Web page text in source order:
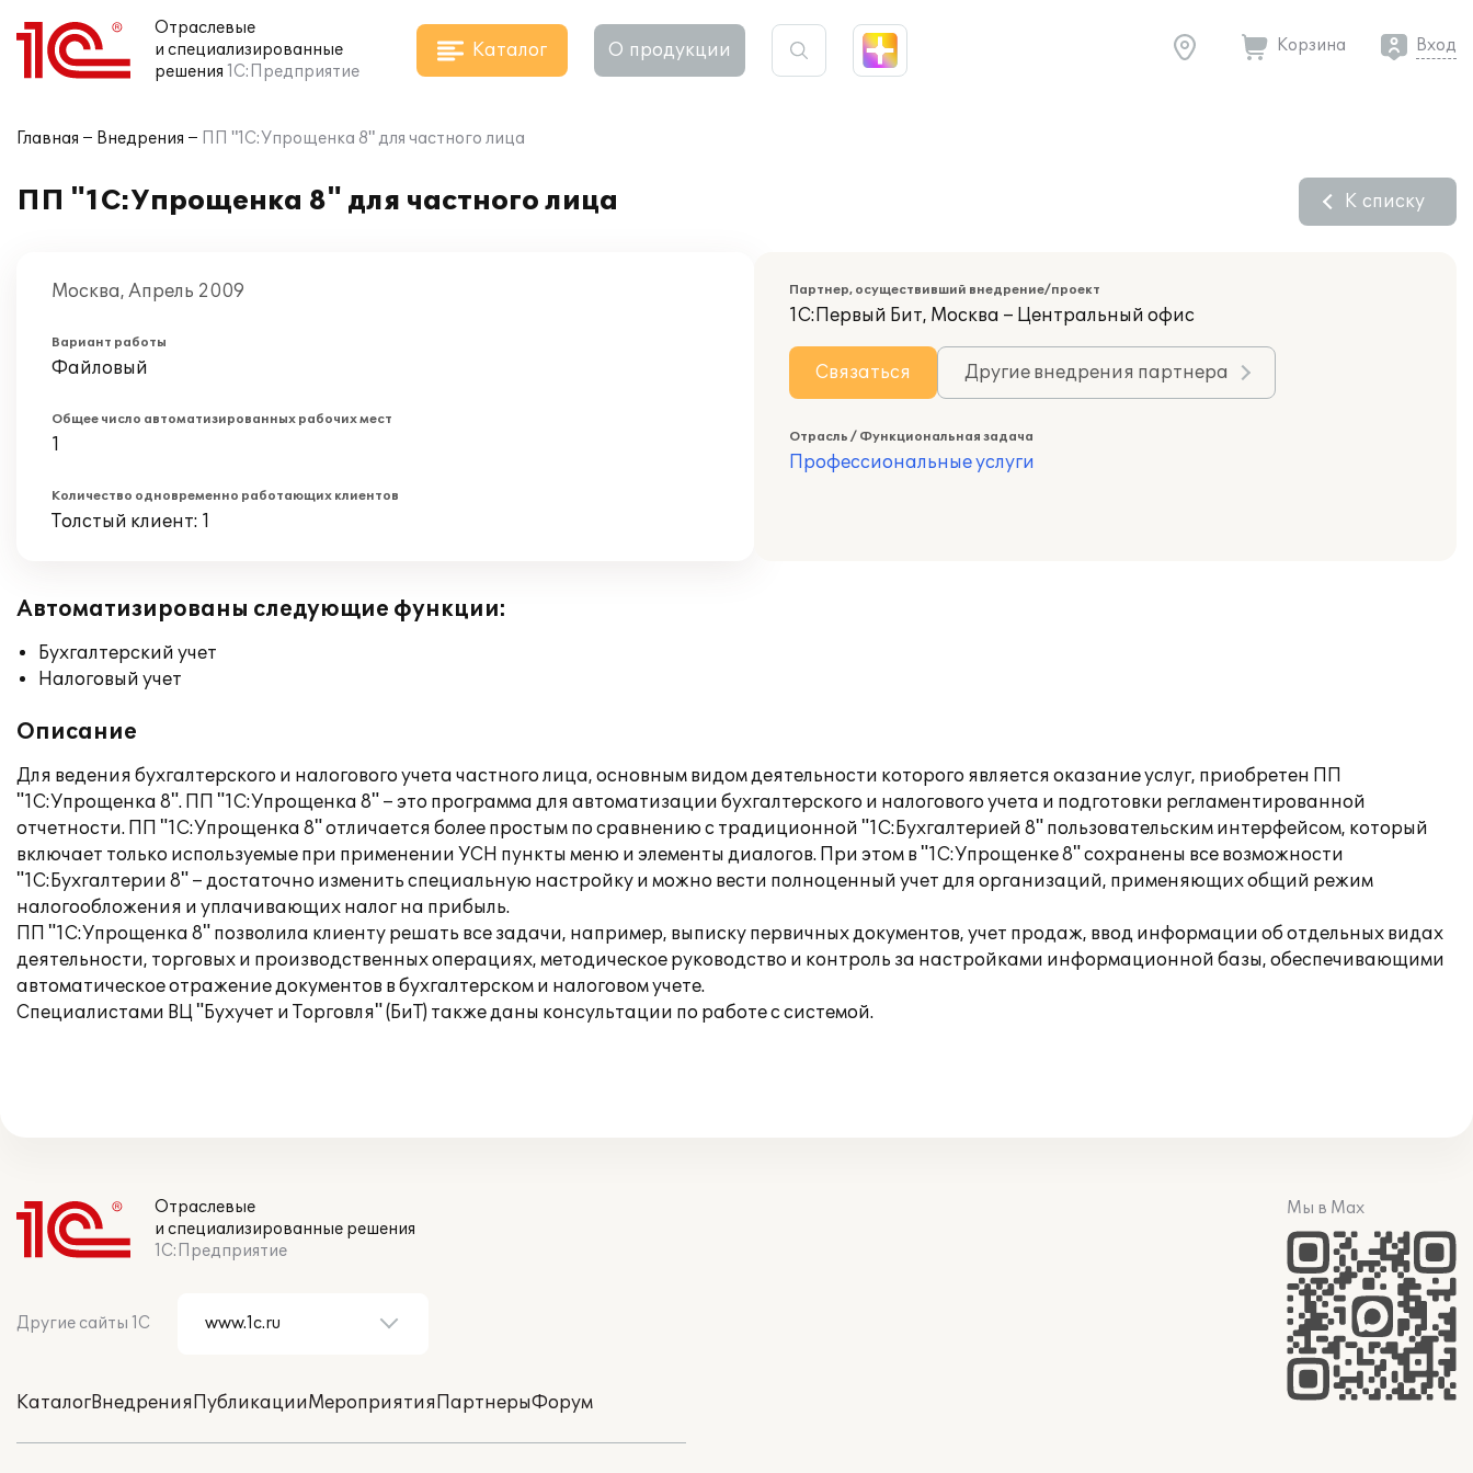
Отраслевые
и специализированные
решения 1С:Предприятие
Каталог О продукции Корзина Вход
Главная Внедрения ПП "1С:Упрощенка 8" для частного лица
ПП "1С:Упрощенка 8" для частного лица К списку
Москва, Апрель 2009
Вариант работы
Файловый
Общее число автоматизированных рабочих мест
1
Количество одновременно работающих клиентов
Толстый клиент: 1
Партнер, осуществивший внедрение/проект
1С:Первый Бит, Москва – Центральный офис
Связаться Другие внедрения партнера
Отрасль / Функциональная задача
Профессиональные услуги
Автоматизированы следующие функции:
Бухгалтерский учет
Налоговый учет
Описание
Для ведения бухгалтерского и налогового учета частного лица, основным видом деятельности которого является оказание услуг, приобретен ПП
"1С:Упрощенка 8". ПП "1С:Упрощенка 8" – это программа для автоматизации бухгалтерского и налогового учета и подготовки регламентированной
отчетности. ПП "1С:Упрощенка 8" отличается более простым по сравнению с традиционной "1С:Бухгалтерией 8" пользовательским интерфейсом, который
включает только используемые при применении УСН пункты меню и элементы диалогов. При этом в "1С:Упрощенке 8" сохранены все возможности
"1С:Бухгалтерии 8" – достаточно изменить специальную настройку и можно вести полноценный учет для организаций, применяющих общий режим
налогообложения и уплачивающих налог на прибыль.
ПП "1С:Упрощенка 8" позволила клиенту решать все задачи, например, выписку первичных документов, учет продаж, ввод информации об отдельных видах
деятельности, торговых и производственных операциях, методическое руководство и контроль за настройками информационной базы, обеспечивающими
автоматическое отражение документов в бухгалтерском и налоговом учете.
Специалистами ВЦ "Бухучет и Торговля" (БиТ) также даны консультации по работе с системой.
Отраслевые
и специализированные решения
1С:Предприятие
Другие сайты 1С
КаталогВнедренияПубликацииМероприятияПартнерыФорум
Мы в Max